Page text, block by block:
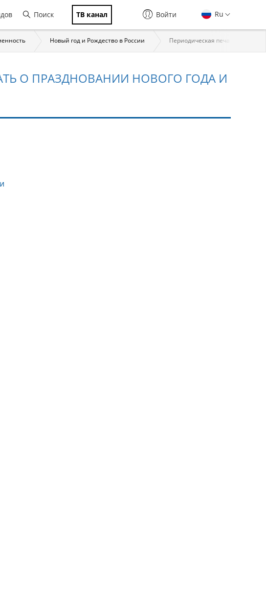
Поиск ТВ канал Ru
Войти
Новый год и Рождество в России Периодическая печать о
О ПРАЗДНОВАНИИ НОВОГО ГОДА И